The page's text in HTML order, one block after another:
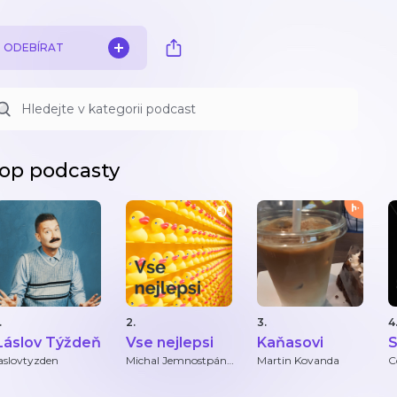
ODEBÍRAT
podcasty
Týždeň
2.
Vse nejlepsi
Michal Jemnostpán
3.
Kaňasovi
Martin Kovanda
4.
-